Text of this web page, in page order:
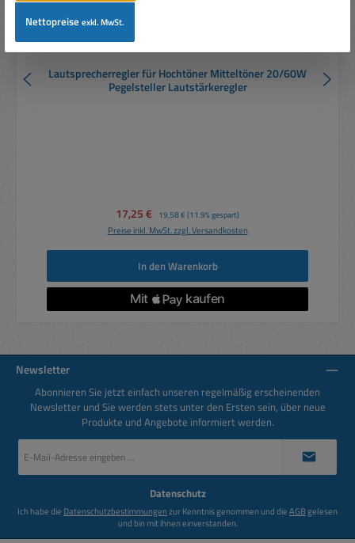
Lautsprecherregler für Hochtöner Mitteltöner 20/60W
Pegelsteller Lautstärkeregler
Verkaufspreis:
17,25 € Regulärer Preis:
19,58 € (11.9% gespart)
Preise inkl. MwSt. zzgl. Versandkosten
In den Warenkorb
Newsletter
Abonnieren Sie jetzt einfach unseren regelmäßig erscheinenden
Newsletter und Sie werden stets unter den Ersten sein, über neue
Produkte und Angebote informiert werden.
Mail-
Datenschutz
Ich habe die Datenschutzbestimmungenzur Kenntnis genommen und dieAGBgelesen
und bin mit ihnen einverstanden.
Nettopreiseexkl. MwSt.